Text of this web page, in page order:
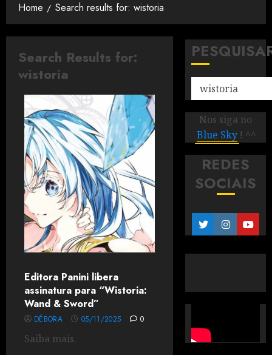
Home Search results for: wistoria
Search Results for:
wistoria
Editora Panini libera
assinatura para “Wistoria:
Wand & Sword”
DÉBORA 05/11/2025 0
Saiba mais.
Nos siga no
Blue Sky ! ^^
REDES
SOCIAIS